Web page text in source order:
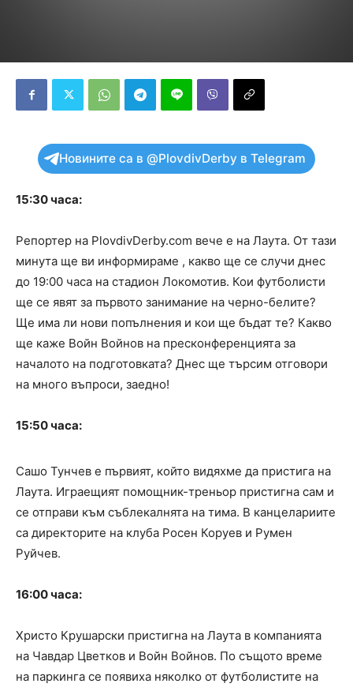
Новините са в @PlovdivDerby в Telegram
15:30 часа:
Репортер на PlovdivDerby.com вече е на Лаута. От тази
минута ще ви информираме , какво ще се случи днес
до 19:00 часа на стадион Локомотив. Кои футболисти
ще се явят за първото занимание на черно-белите?
Ще има ли нови попълнения и кои ще бъдат те? Какво
ще каже Войн Войнов на пресконференцията за
началото на подготовката? Днес ще търсим отговори
на много въпроси, заедно!
15:50 часа:
Сашо Тунчев е първият, който видяхме да пристига на
Лаута. Играещият помощник-треньор пристигна сам и
се отправи към съблекалнята на тима. В канцелариите
са директорите на клуба Росен Коруев и Румен
Руйчев.
16:00 часа:
Христо Крушарски пристигна на Лаута в компанията
на Чавдар Цветков и Войн Войнов. По същото време
на паркинга се появиха няколко от футболистите на